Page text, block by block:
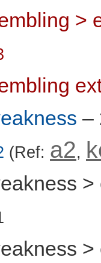
>
–
(Ref: a2,
>
>